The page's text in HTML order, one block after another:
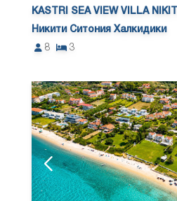
KASTRI SEA VIEW VILLA NIKITI
Никити Ситония Халкидики
8
3